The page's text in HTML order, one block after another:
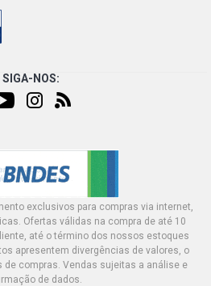
SIGA-NOS:
exclusivos para compras via internet,
Ofertas válidas na compra de até 10
até o término dos nossos estoques
apresentem divergências de valores, o
de compras. Vendas sujeitas a análise e
de dados.